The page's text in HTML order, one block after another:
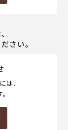
さい。
は、